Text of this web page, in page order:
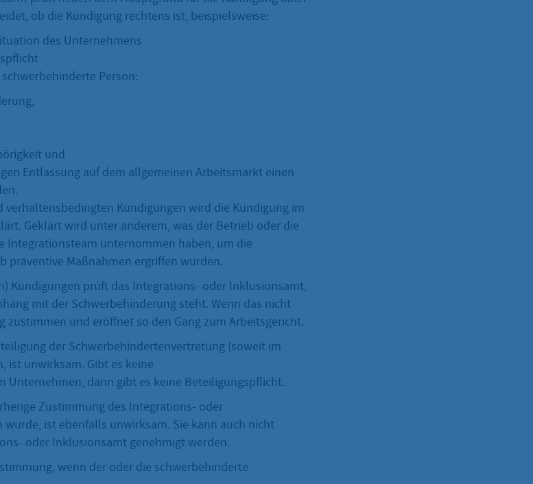
ob die Kündigung rechtens ist, beispielsweise:
des Unternehmens
Person:
und
Entlassung auf dem allgemeinen Arbeitsmarkt einen
verhaltensbedingten Kündigungen wird die Kündigung im
Geklärt wird unter anderem, was der Betrieb oder die
Integrationsteam unternommen haben, um die
präventive Maßnahmen ergriffen wurden.
Kündigungen prüft das Integrations- oder Inklusionsamt,
mit der Schwerbehinderung steht. Wenn das nicht
zustimmen und eröffnet so den Gang zum Arbeitsgericht.
der Schwerbehindertenvertretung (soweit im
ist unwirksam. Gibt es keine
Unternehmen, dann gibt es keine Beteiligungspflicht.
Zustimmung des Integrations- oder
ist ebenfalls unwirksam. Sie kann auch nicht
oder Inklusionsamt genehmigt werden.
wenn der oder die schwerbehinderte